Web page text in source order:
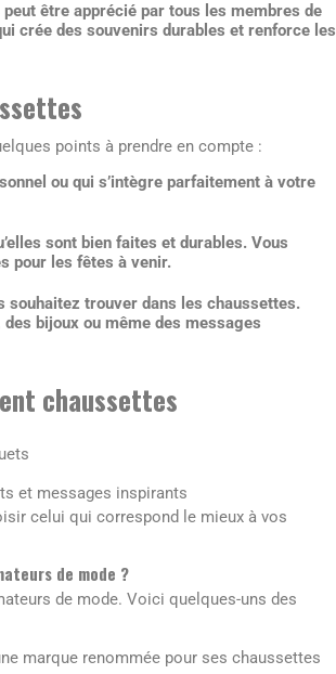
être apprécié par tous les membres de
crée des souvenirs durables et renforce les
points à prendre en compte :
ou qui s’intègre parfaitement à votre
sont bien faites et durables. Vous
pour les fêtes à venir.
souhaitez trouver dans les chaussettes.
bijoux ou même des messages
chaussettes
et messages inspirants
celui qui correspond le mieux à vos
de mode ?
de mode. Voici quelques-uns des
marque renommée pour ses chaussettes